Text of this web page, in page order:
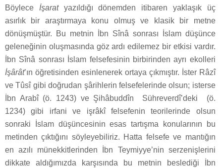
Böylece İşaratyazıldığı dönemden itibaren yaklaşık üç
asırlık bir araştırmaya konu olmuş ve klasik bir metne
dönüşmüştür. Bu metnin İbn Sînâ sonrası İslam düşünce
geleneğinin oluşmasında göz ardı edilemez bir etkisi vardır.
İbn Sînâ sonrası İslam felsefesinin birbirinden ayrı ekolleri
İşârât’ın öğretisinden esinlenerek ortaya çıkmıştır. İster Râzî
ve Tûsî gibi doğrudan şârihlerin felsefelerinde olsun; isterse
İbn Arabî (ö. 1243) ve Şihâbuddîn Sühreverdî’deki (ö.
1234) gibi irfani ve işrâkî felsefenin teorilerinde olsun
sonraki İslam düşüncesinin esas tartışma konularının bu
metinden çıktığını söyleyebiliriz. Hatta felsefe ve mantığın
en azılı münekkitlerinden İbn Teymiyye’nin serzenişlerini
dikkate aldığımızda karşısında bu metnin beslediği İbn